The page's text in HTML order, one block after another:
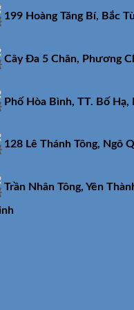
199 Hoàng Tăng Bí, Bắc
Cây Đa 5 Chân, Phương
Phố Hòa Bình, TT. Bố Hạ,
128 Lê Thánh Tông, Ngô
Trần Nhân Tông, Yên